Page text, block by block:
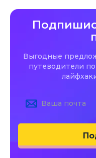
Выгодные
путеводители